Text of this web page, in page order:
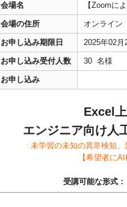
会場名 【Zoomに
会場の住所 オンライン
お申し込み期限日 2025年02
お申し込み受付人数 30 名様
お申し込み
Excel
エンジニア向け人
未学習の未知の異常検知
【希望者に
受講可能な形式